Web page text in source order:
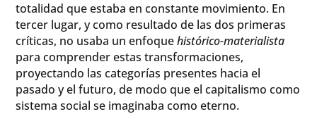
totalidad que estaba en constante movimiento. En
tercer lugar, y como resultado de las dos primeras
críticas, no usaba un enfoquehistórico-materialista
para comprender estas transformaciones,
proyectando las categorías presentes hacia el
pasado y el futuro, de modo que el capitalismo como
sistema social se imaginaba como eterno.